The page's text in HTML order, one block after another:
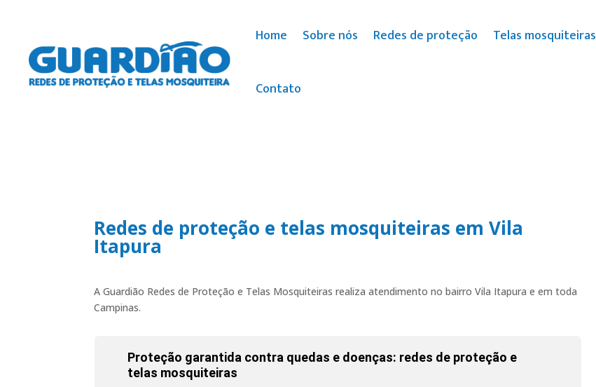
Home Sobre nós Redes de proteção Telas mosquiteiras
Contato
Redes de proteção e telas mosquiteiras em Vila
Itapura
A Guardião Redes de Proteção e Telas Mosquiteiras realiza atendimento no bairro Vila Itapura e em toda
Campinas.
Proteção garantida contra quedas e doenças: redes de proteção e
telas mosquiteiras